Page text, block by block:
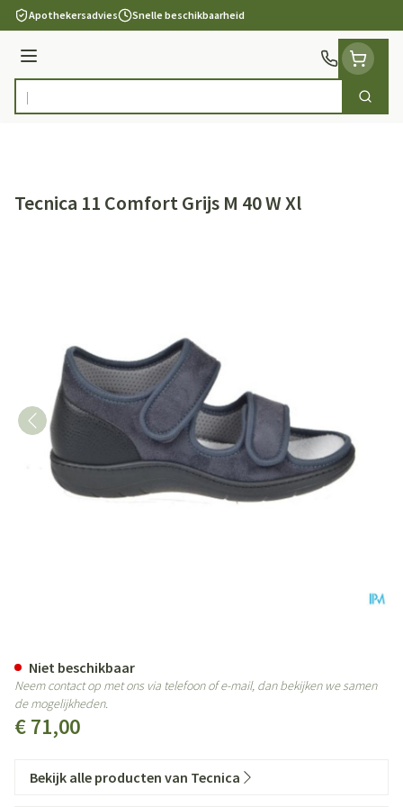
Ga naar de inhoud
Apothekersadvies Snelle beschikbaarheid
Menu
Product, merk, categorie... Zoek
Tecnica 11 Comfort Grijs M 40 W Xl
€ 71,00
Niet beschikbaar
Neem contact op met ons via telefoon of e-mail, dan bekijken we samen
de mogelijkheden.
Bekijk alle producten van Tecnica